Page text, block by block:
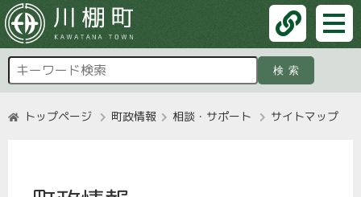
検索
トップページ 町政情報 相談・サポート サイトマップ